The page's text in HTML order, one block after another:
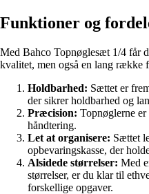
Funktioner og
Med Bahco Topnøglesæt 1/4 får
kvalitet, men også en lang række
Holdbarhed: Sættet er
der sikrer holdbarhed og
Præcision: Topnøglerne
håndtering.
Let at organisere: Sættet
opbevaringskasse, der
Alsidede størrelser: Med
størrelser, er du klar til
forskellige opgaver.